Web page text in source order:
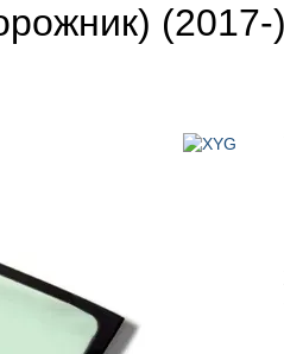
(2017-)